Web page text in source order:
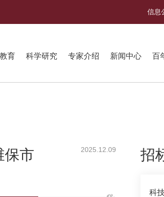
信息
育 科学研究 专家介绍 新闻中心 百
市
2025.12.09 招
科